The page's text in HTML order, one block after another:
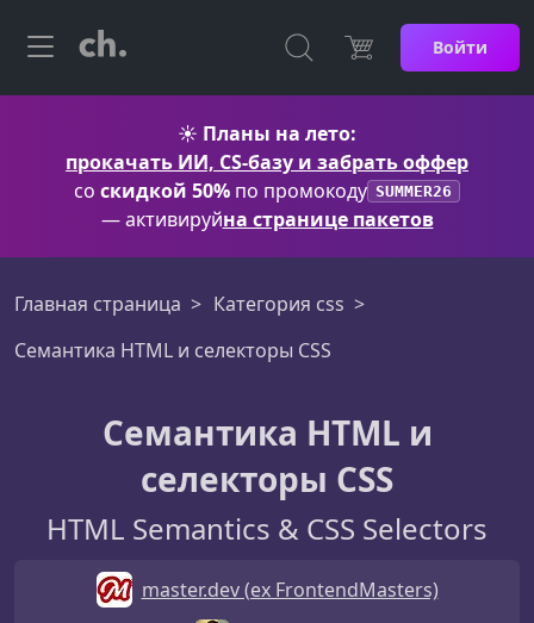
Войти
☀️ Планы на лето:
прокачать ИИ, CS-базу и забрать оффер
со скидкой 50% по промокоду SUMMER26
— активируйна странице пакетов
Главная страница
Категория css
Семантика HTML и селекторы CSS
Семантика HTML и
селекторы CSS
HTML Semantics & CSS Selectors
master.dev (ex FrontendMasters)